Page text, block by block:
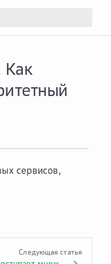
Как
сервисов,
Следующая статья